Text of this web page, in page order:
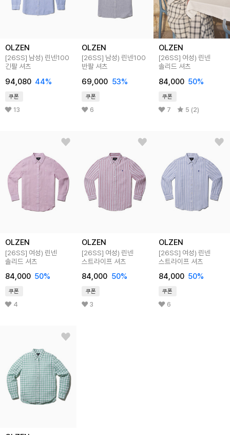
OLZEN
[26SS] 남성) 린넨100
긴팔 셔츠
94,080 44%
쿠폰
13
OLZEN
[26SS] 남성) 린넨100
반팔 셔츠
69,000 53%
쿠폰
6
OLZEN
[26SS] 여성) 린넨
솔리드 셔츠
84,000 50%
쿠폰
7 5 (2)
OLZEN
[26SS] 여성) 린넨
솔리드 셔츠
84,000 50%
쿠폰
4
OLZEN
[26SS] 여성) 린넨
스트라이프 셔츠
84,000 50%
쿠폰
3
OLZEN
[26SS] 여성) 린넨
스트라이프 셔츠
84,000 50%
쿠폰
6